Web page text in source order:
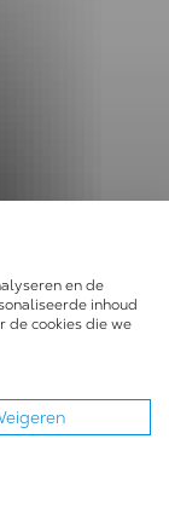
snelheid
volume
dat je
en de
inhoud
de cookies die we